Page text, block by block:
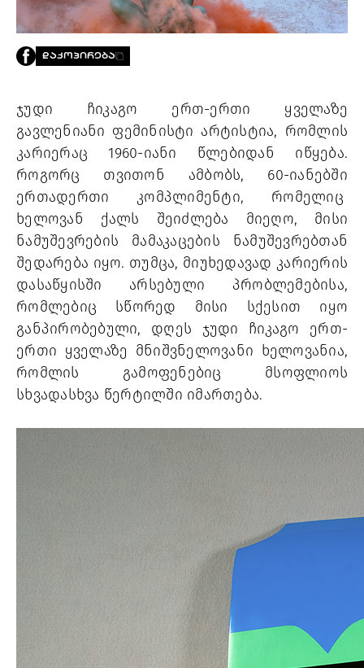
PROJECTS
TV
LIBRARY
ᲒᲐᲛᲝᲒᲕᲧᲔᲕᲘ
ᲙᲝᲜᲢᲐᲥᲢᲘ
INFO@HAMMOCKMAGAZINE.GE
ᲩᲕᲔᲜ
ᲨᲔᲡᲐᲮᲔᲑ
STUDIO
ᲓᲐᲙᲝᲞᲘᲠᲔᲑᲐ
ჯუდი ჩიკაგო ერთ-ერთი ყველაზე
გავლენიანი ფემინისტი არტისტია, რომლის
კარიერაც 1960-იანი წლებიდან იწყება.
როგორც თვითონ ამბობს, 60-იანებში
ერთადერთი კომპლიმენტი, რომელიც
ხელოვან ქალს შეიძლება მიეღო, მისი
ნამუშევრების მამაკაცების ნამუშევრებთან
შედარება იყო. თუმცა, მიუხედავად კარიერის
დასაწყისში არსებული პრობლემებისა,
რომლებიც სწორედ მისი სქესით იყო
განპირობებული, დღეს ჯუდი ჩიკაგო ერთ-
ერთი ყველაზე მნიშვნელოვანი ხელოვანია,
რომლის გამოფენებიც მსოფლიოს
სხვადასხვა წერტილში იმართება.